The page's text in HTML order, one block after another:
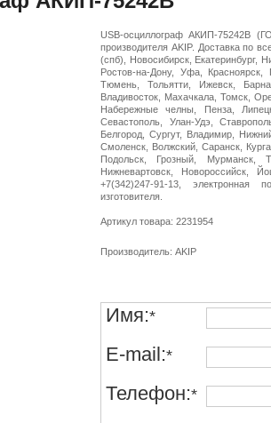
USB-осциллограф АКИП-75242B
производителя AKIP. Доставка по
(спб), Новосибирск, Екатеринбург,
Ростов-на-Дону, Уфа, Красноярск,
Тюмень, Тольятти, Ижевск,
Владивосток, Махачкала, Томск,
Набережные челны, Пенза,
Севастополь, Улан-Удэ,
Белгород, Сургут, Владимир,
Смоленск, Волжский, Саранск,
Подольск, Грозный, Мурманск,
Нижневартовск, Новороссийск,
+7(342)247-91-13,
изготовителя.
Артикул товара: 2231954
Производитель: AKIP
Имя:*
E-mail:*
Телефон:*